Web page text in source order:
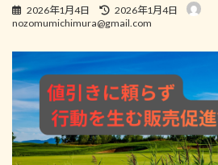
2026年1月4日
最
終
新
:
2026年1月4日
nozomumichimura@gmail.com